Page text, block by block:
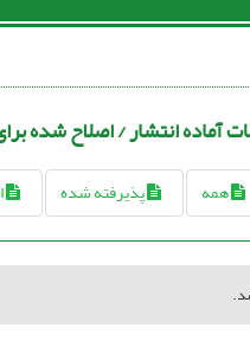
آماده انتشار / اصلاح شده
همه پذیرفته شده